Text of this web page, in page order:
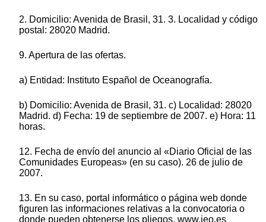
2. Domicilio: Avenida de Brasil, 31. 3. Localidad y código
postal: 28020 Madrid.
9. Apertura de las ofertas.
a) Entidad: Instituto Español de Oceanografía.
b) Domicilio: Avenida de Brasil, 31. c) Localidad: 28020
Madrid. d) Fecha: 19 de septiembre de 2007. e) Hora: 11
horas.
12. Fecha de envío del anuncio al «Diario Oficial de las
Comunidades Europeas» (en su caso). 26 de julio de
2007.
13. En su caso, portal informático o página web donde
figuren las informaciones relativas a la convocatoria o
donde pueden obtenerse los pliegos. www.ieo.es